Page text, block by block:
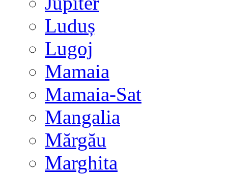
Luduș
Lugoj
Mamaia
Mamaia-Sat
Mangalia
Mărgău
Marghita